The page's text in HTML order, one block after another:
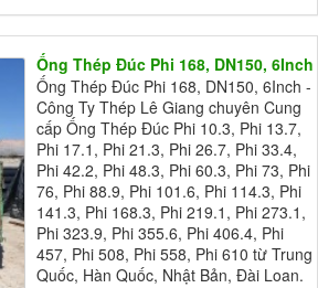
Ống Thép Đúc Phi 168, DN150, 6Inch
Ống Thép Đúc Phi 168, DN150, 6Inch -
Công Ty Thép Lê Giang chuyên Cung
cấp Ống Thép Đúc Phi 10.3, Phi 13.7,
Phi 17.1, Phi 21.3, Phi 26.7, Phi 33.4,
Phi 42.2, Phi 48.3, Phi 60.3, Phi 73, Phi
76, Phi 88.9, Phi 101.6, Phi 114.3, Phi
141.3, Phi 168.3, Phi 219.1, Phi 273.1,
Phi 323.9, Phi 355.6, Phi 406.4, Phi
457, Phi 508, Phi 558, Phi 610 từ Trung
Quốc, Hàn Quốc, Nhật Bản, Đài Loan.